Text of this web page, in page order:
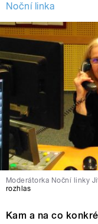
Noční linka
Moderátorka Noční linky
rozhlas
Kam a na co